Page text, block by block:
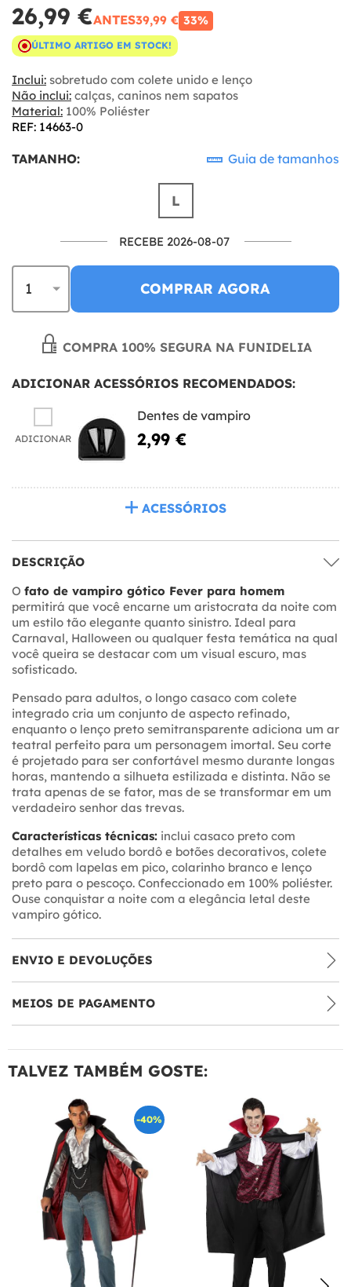
26,99 €ANTES39,99 € 33%
ÚLTIMO ARTIGO EM STOCK!
Inclui: sobretudo com colete unido e lenço
Não inclui: calças, caninos nem sapatos
Material: 100% Poliéster
REF: 14663-0
TAMANHO: Guia de tamanhos
L
RECEBE 2026-08-07
COMPRAR AGORA
COMPRA 100% SEGURA NA FUNIDELIA
ADICIONAR ACESSÓRIOS RECOMENDADOS:
ADICIONAR
Dentes de vampiro
2,99 €
ACESSÓRIOS
DESCRIÇÃO
O fato de vampiro gótico Fever para homem
permitirá que você encarne um aristocrata da noite com
um estilo tão elegante quanto sinistro. Ideal para
Carnaval, Halloween ou qualquer festa temática na qual
você queira se destacar com um visual escuro, mas
sofisticado.
Pensado para adultos, o longo casaco com colete
integrado cria um conjunto de aspecto refinado,
enquanto o lenço preto semitransparente adiciona um ar
teatral perfeito para um personagem imortal. Seu corte
é projetado para ser confortável mesmo durante longas
horas, mantendo a silhueta estilizada e distinta. Não se
trata apenas de se fator, mas de se transformar em um
verdadeiro senhor das trevas.
Características técnicas: inclui casaco preto com
detalhes em veludo bordô e botões decorativos, colete
bordô com lapelas em pico, colarinho branco e lenço
preto para o pescoço. Confeccionado em 100% poliéster.
Ouse conquistar a noite com a elegância letal deste
vampiro gótico.
ENVIO E DEVOLUÇÕES
MEIOS DE PAGAMENTO
TALVEZ TAMBÉM GOSTE:
-40%